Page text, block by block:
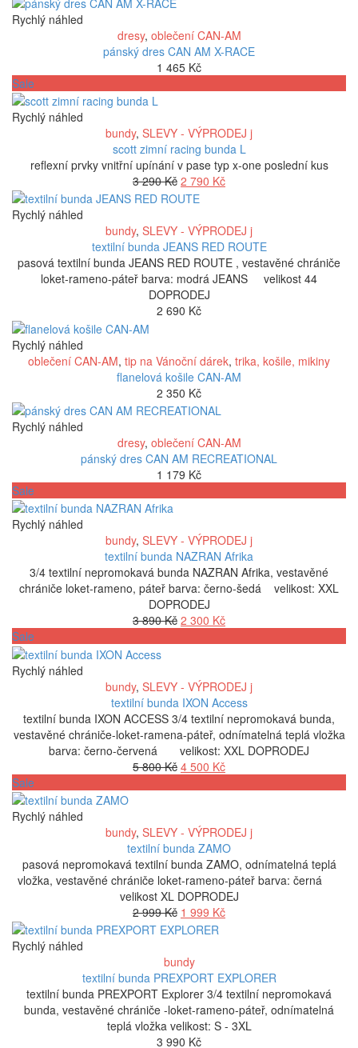
5
200 Kč.
1
950 Kč.
Rychlý náhled
dresy, oblečení CAN-AM
pánský dres CAN AM X-RACE
1 465 Kč
Sale
Rychlý náhled
bundy, SLEVY - VÝPRODEJ j
scott zimní racing bunda L
reflexní prvky vnitřní upínání v pase typ x-one poslední kus
3 290Kč Původní
cena
290 Kč.
2 790 KčAktuální
2
790 Kč.
Rychlý náhled
bundy, SLEVY - VÝPRODEJ j
textilní bunda JEANS RED ROUTE
pasová textilní bunda JEANS RED ROUTE , vestavěné chrániče
loket-rameno-páteř barva: modrá JEANS velikost 44
DOPRODEJ
2 690 Kč
Rychlý náhled
oblečení CAN-AM, tip na Vánoční dárek, trika, košile, mikiny
flanelová košile CAN-AM
2 350 Kč
Rychlý náhled
dresy, oblečení CAN-AM
pánský dres CAN AM RECREATIONAL
1 179 Kč
Sale
Rychlý náhled
bundy, SLEVY - VÝPRODEJ j
textilní bunda NAZRAN Afrika
3/4 textilní nepromokavá bunda NAZRAN Afrika, vestavěné
chrániče loket-rameno, páteř barva: černo-šedá velikost: XXL
DOPRODEJ
3 890Kč Původní
890 Kč.
2 300 KčAktuální
300 Kč.
Sale
Rychlý náhled
bundy, SLEVY - VÝPRODEJ j
textilní bunda IXON Access
textilní bunda IXON ACCESS 3/4 textilní nepromokavá bunda,
vestavěné chrániče-loket-ramena-páteř, odnímatelná teplá vložka
barva: černo-červená velikost: XXL DOPRODEJ
5 800Kč Původní
800 Kč.
4 500 KčAktuální
500 Kč.
Sale
Rychlý náhled
bundy, SLEVY - VÝPRODEJ j
textilní bunda ZAMO
pasová nepromokavá textilní bunda ZAMO, odnímatelná teplá
vložka, vestavěné chrániče loket-rameno-páteř barva: černá
velikost XL DOPRODEJ
2 999Kč Původní
cena
2
999 Kč.
1 999 KčAktuální
999 Kč.
Rychlý náhled
bundy
textilní bunda PREXPORT EXPLORER
textilní bunda PREXPORT Explorer 3/4 textilní nepromokavá
bunda, vestavěné chrániče -loket-rameno-páteř, odnímatelná
teplá vložka velikost: S - 3XL
3 990 Kč